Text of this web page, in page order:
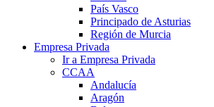
País Vasco
Principado de Asturias
Región de Murcia
Empresa Privada
Ir a Empresa Privada
CCAA
Andalucía
Aragón